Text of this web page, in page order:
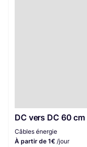
DC vers DC 60 cm
Câbles énergie
À partir de 1€ /jour